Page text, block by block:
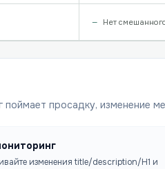
Нет
просадку, изменение
изменения title/description/H1 и